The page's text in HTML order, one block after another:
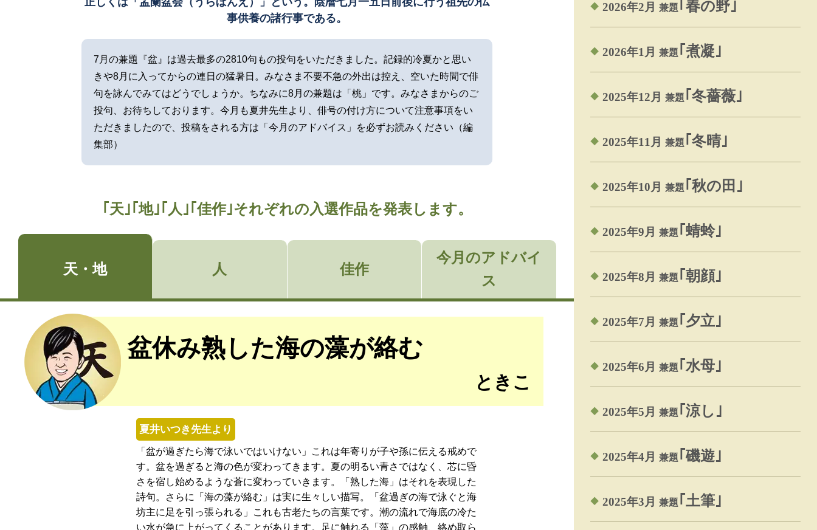
事供養の諸行事である。
7月の兼題『盆』は過去最多の2810句もの投句をいただきました。記録的冷夏かと思い
きや8月に入ってからの連日の猛暑日。みなさま不要不急の外出は控え、空いた時間で俳
句を詠んでみてはどうでしょうか。ちなみに8月の兼題は「桃」です。みなさまからのご
投句、お待ちしております。今月も夏井先生より、俳号の付け方について注意事項をい
ただきましたので、投稿をされる方は「今月のアドバイス」を必ずお読みください（編
集部）
｢天｣｢地｣｢人｣｢佳作｣それぞれの入選作品を発表します。
天・地 人 佳作
今月のアドバイ
ス
盆休み熟した海の藻が絡む
ときこ
夏井いつき先生より
「盆が過ぎたら海で泳いではいけない」これは年寄りが子や孫に伝える戒めで
す。盆を過ぎると海の色が変わってきます。夏の明るい青さではなく、芯に昏
さを宿し始めるような蒼に変わっていきます。「熟した海」はそれを表現した
詩句。さらに「海の藻が絡む」は実に生々しい描写。「盆過ぎの海で泳ぐと海
坊主に足を引っ張られる」これも古老たちの言葉です。潮の流れで海底の冷た
い水が急に上がってくることがあります。足に触れる「藻」の感触、絡め取ら
2026年2月 兼題 ｢春の野｣
2026年1月 兼題 ｢煮凝｣
2025年12月 兼題 ｢冬薔薇｣
2025年11月 兼題 ｢冬晴｣
2025年10月 兼題 ｢秋の田｣
2025年9月 兼題 ｢蜻蛉｣
2025年8月 兼題 ｢朝顔｣
2025年7月 兼題 ｢夕立｣
2025年6月 兼題 ｢水母｣
2025年5月 兼題 ｢涼し｣
2025年4月 兼題 ｢磯遊｣
2025年3月 兼題 ｢土筆｣